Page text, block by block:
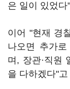
은 일이 있었
이어 "현재 경
나오면 추가
며, 장관·직원
을 다하겠다"